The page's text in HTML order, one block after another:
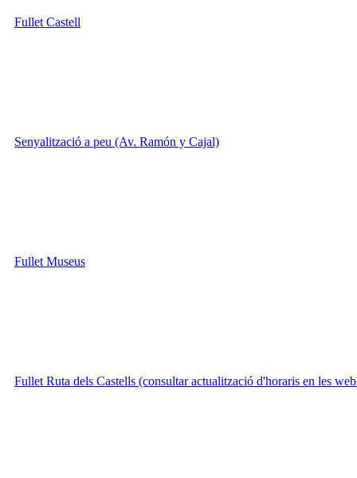
Fullet Castell
Senyalització a peu (Av. Ramón y Cajal)
Fullet Museus
Fullet Ruta dels Castells (consultar actualització d'horaris en les